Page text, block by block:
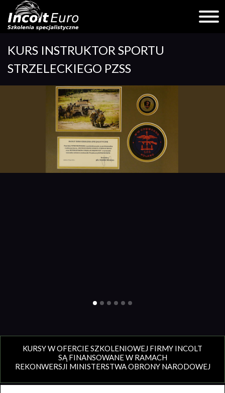
content
KURS INSTRUKTOR SPORTU
STRZELECKIEGO PZSS
KURSY W OFERCIE SZKOLENIOWEJ FIRMY INCOLT
SĄ FINANSOWANE W RAMACH
REKONWERSJI MINISTERSTWA OBRONY NARODOWEJ